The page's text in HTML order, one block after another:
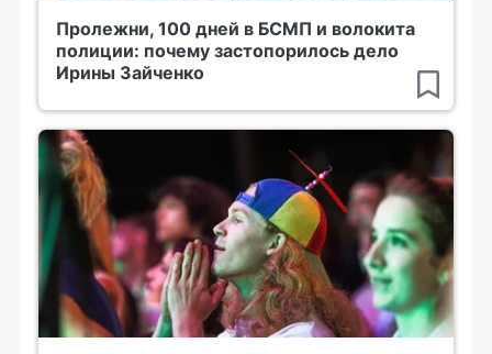
Пролежни, 100 дней в БСМП и волокита
полиции: почему застопорилось дело
Ирины Зайченко